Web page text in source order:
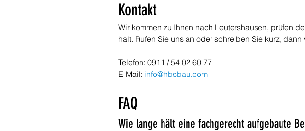
Kontakt
Wir kommen zu Ihnen nach Leutershausen, prüfen
hält. Rufen Sie uns an oder schreiben Sie kurz,
Telefon: 0911 / 54 02 60 77
E-Mail: info@hbsbau.com
FAQ
Wie lange hält eine fachgerecht aufgebaute